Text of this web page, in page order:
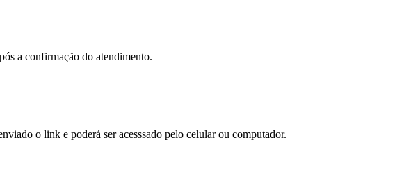
a confirmação do atendimento.
o link e poderá ser acesssado pelo celular ou computador.